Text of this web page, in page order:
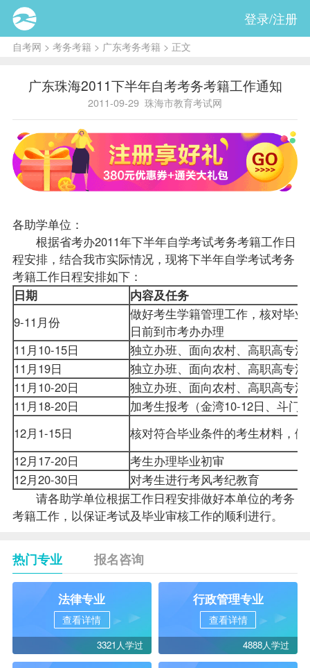
登录/注册
自考网 > 考务考籍 > 广东考务考籍 > 正文
广东珠海2011下半年自考考务考籍工作通知
2011-09-29 珠海市教育考试网
各助学单位：
根据省考办2011年下半年自学考试考务考籍工作日
程安排，结合我市实际情况，现将下半年自学考试考务
考籍工作日程安排如下：
日期
内容及任务
9-11月份
做好考生学籍管理工作，核对毕业
日前到市考办办理
11月10-15日
独立办班、面向农村、高职高专
11月19日
独立办班、面向农村、高职高专
11月10-20日
独立办班、面向农村、高职高专
11月18-20日
加考生报考（金湾10-12日、斗
12月1-15日
核对符合毕业条件的考生材料，
12月17-20日
考生办理毕业初审
12月20-30日
对考生进行考风考纪教育
请各助学单位根据工作日程安排做好本单位的考务
考籍工作，以保证考试及毕业审核工作的顺利进行。
热门专业 报名咨询
法律专业
查看详情
3321人学过
行政管理专业
查看详情
4888人学过